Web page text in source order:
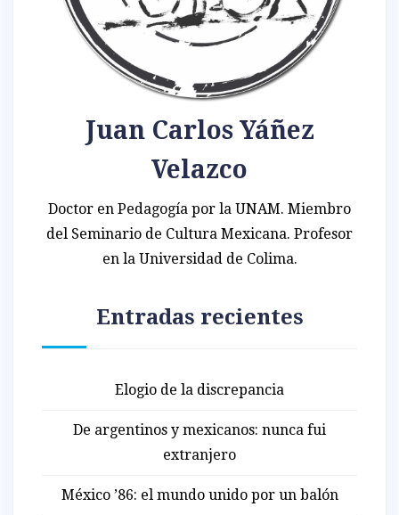
Juan Carlos Yáñez
Velazco
Doctor en Pedagogía por la UNAM. Miembro
del Seminario de Cultura Mexicana. Profesor
en la Universidad de Colima.
Entradas recientes
Elogio de la discrepancia
De argentinos y mexicanos: nunca fui
extranjero
México ’86: el mundo unido por un balón